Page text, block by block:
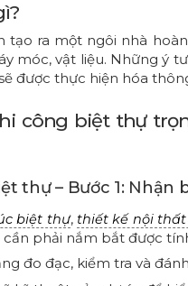
tạo ra một ngôi nhà
móc, vật liệu. Những ý
được thực hiện hóa
công biệt thự
thự – Bước 1: Nhận
biệt thự, thiết kế nội
cần phải nắm bắt được
đo đạc, kiểm tra và